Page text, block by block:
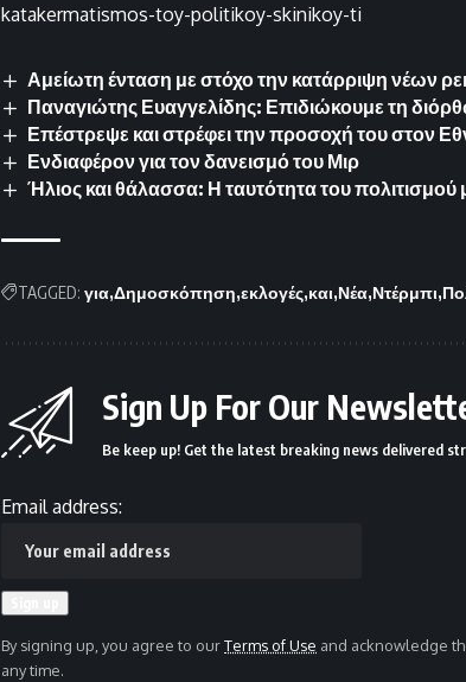
katakermatismos-toy-politikoy-skinikoy-ti
Αμείωτη ένταση με στόχο την κατάρριψη νέων
Παναγιώτης Ευαγγελίδης: Επιδιώκουμε τη
Επέστρεψε και στρέφει την προσοχή του στον
Ενδιαφέρον για τον δανεισμό του Μιρ
Ήλιος και θάλασσα: Η ταυτότητα του πολιτισμού
TAGGED: για Δημοσκόπηση εκλογές και Νέα Ντέρμπι
Sign Up For Our
Be keep up! Get the latest breaking news delivered
Email address:
By signing up, you agree to ourTerms of Use and acknowledge
any time.